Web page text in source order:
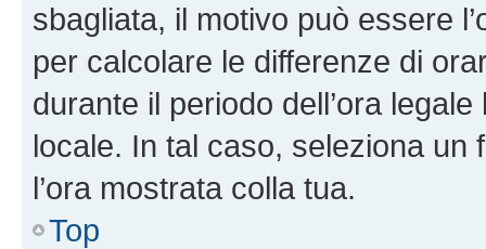
sbagliata, il motivo può essere
per calcolare le differenze di
durante il periodo dell’ora
locale. In tal caso, seleziona
l’ora mostrata colla tua.
Top